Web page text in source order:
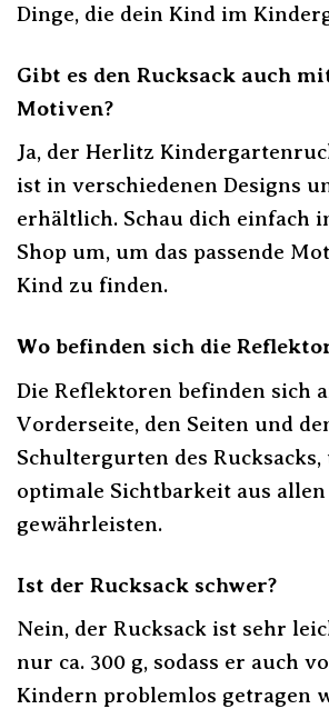
Dinge, die dein Kind im
Gibt es den Rucksack auch
Motiven?
Ja, der Herlitz
ist in verschiedenen Designs
erhältlich. Schau dich einfach
Shop um, um das passende
Kind zu finden.
Wo befinden sich die
Die Reflektoren befinden sich
Vorderseite, den Seiten und
Schultergurten des Rucksacks,
optimale Sichtbarkeit aus
gewährleisten.
Ist der Rucksack schwer?
Nein, der Rucksack ist sehr
nur ca. 300 g, sodass er auch
Kindern problemlos getragen